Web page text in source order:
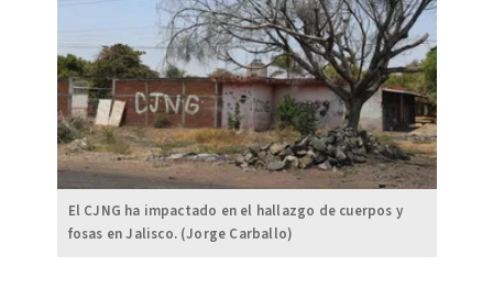
El CJNG ha impactado en el hallazgo de cuerpos y
fosas en Jalisco. (Jorge Carballo)